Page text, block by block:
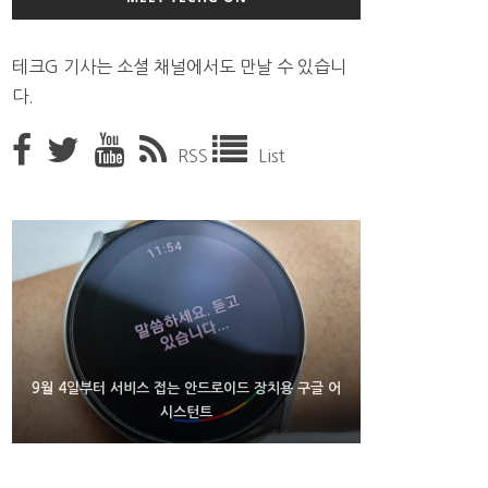
테크G 기사는 소셜 채널에서도 만날 수 있습니
다.
RSS List
조용히 스팀 프레임 검증 요구사항 바꾼 밸브
9월 4일부터 서비스 접는 안드로이드 장치용 구글 어
시스턴트
FMS 2026서 차세대 3D 메모리 ZHBM·ZNAND-O
모형 처음 선보인 삼성전자